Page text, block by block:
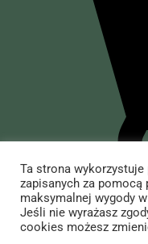
Dziennik
O Wojciechu
Przedsięwzięcia
Książki Wojciecha
Kontakt
Akcesoria do
Jedzenie i picie
Koszule i koszulki
Antysystem
Książki,
Kontakt ze
Dostawa i
Regulamin
Procedura zwrotu
All Right Reserved
Ta strona
zapisanych za
maksymalnej wygody
Jeśli nie wyrażasz
cookies możesz